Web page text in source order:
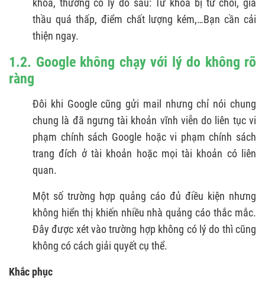
thầu quá thấp, điểm chất lượng kém,…Bạn cần cải
thiện ngay.
1.2. Google không chạy với lý do không rõ
ràng
Đôi khi Google cũng gửi mail nhưng chỉ nói chung
chung là đã ngưng tài khoản vĩnh viễn do liên tục vi
phạm chính sách Google hoặc vi phạm chính sách
trang đích ở tài khoản hoặc mọi tài khoản có liên
quan.
Một số trường hợp quảng cáo đủ điều kiện nhưng
không hiển thị khiến nhiều nhà quảng cáo thắc mắc.
Đây được xét vào trường hợp không có lý do thì cũng
không có cách giải quyết cụ thể.
Khắc phục